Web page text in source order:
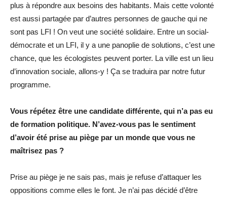
plus à répondre aux besoins des habitants. Mais cette volonté
est aussi partagée par d’autres personnes de gauche qui ne
sont pas LFI ! On veut une société solidaire. Entre un social-
démocrate et un LFI, il y a une panoplie de solutions, c’est une
chance, que les écologistes peuvent porter. La ville est un lieu
d’innovation sociale, allons-y ! Ça se traduira par notre futur
programme.
Vous répétez être une candidate différente, qui n’a pas eu
de formation politique. N’avez-vous pas le sentiment
d’avoir été prise au piège par un monde que vous ne
maîtrisez pas ?
Prise au piège je ne sais pas, mais je refuse d’attaquer les
oppositions comme elles le font. Je n’ai pas décidé d’être